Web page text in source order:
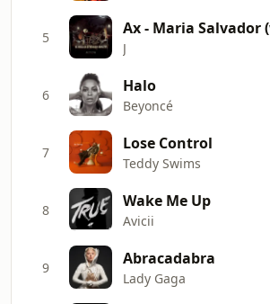
5
J
6 Halo
Beyoncé
7 Lose Control
Teddy Swims
8 Wake Me Up
Avicii
9 Abracadabra
Lady Gaga